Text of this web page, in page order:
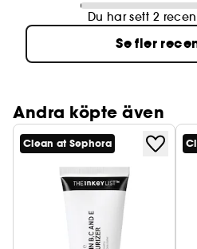
Du har sett 2
Se fler
Andra köpte även
Clean at Sephora